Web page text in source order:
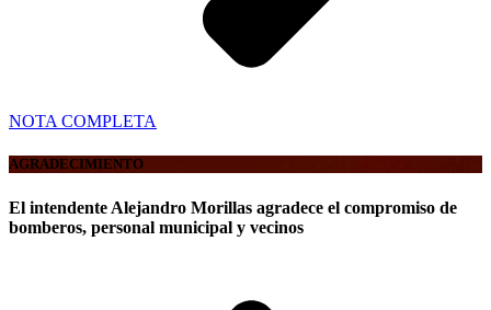
NOTA COMPLETA
AGRADECIMIENTO
El intendente Alejandro Morillas agradece el compromiso de
bomberos, personal municipal y vecinos